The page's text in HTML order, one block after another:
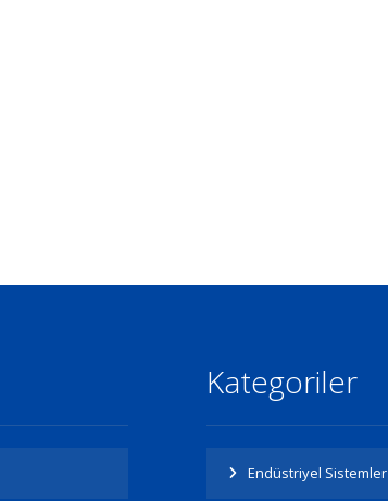
Kategoriler
Endüstriyel Sistemler